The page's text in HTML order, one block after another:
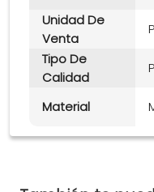
Unidad De
Venta
Tipo De
Calidad
Material